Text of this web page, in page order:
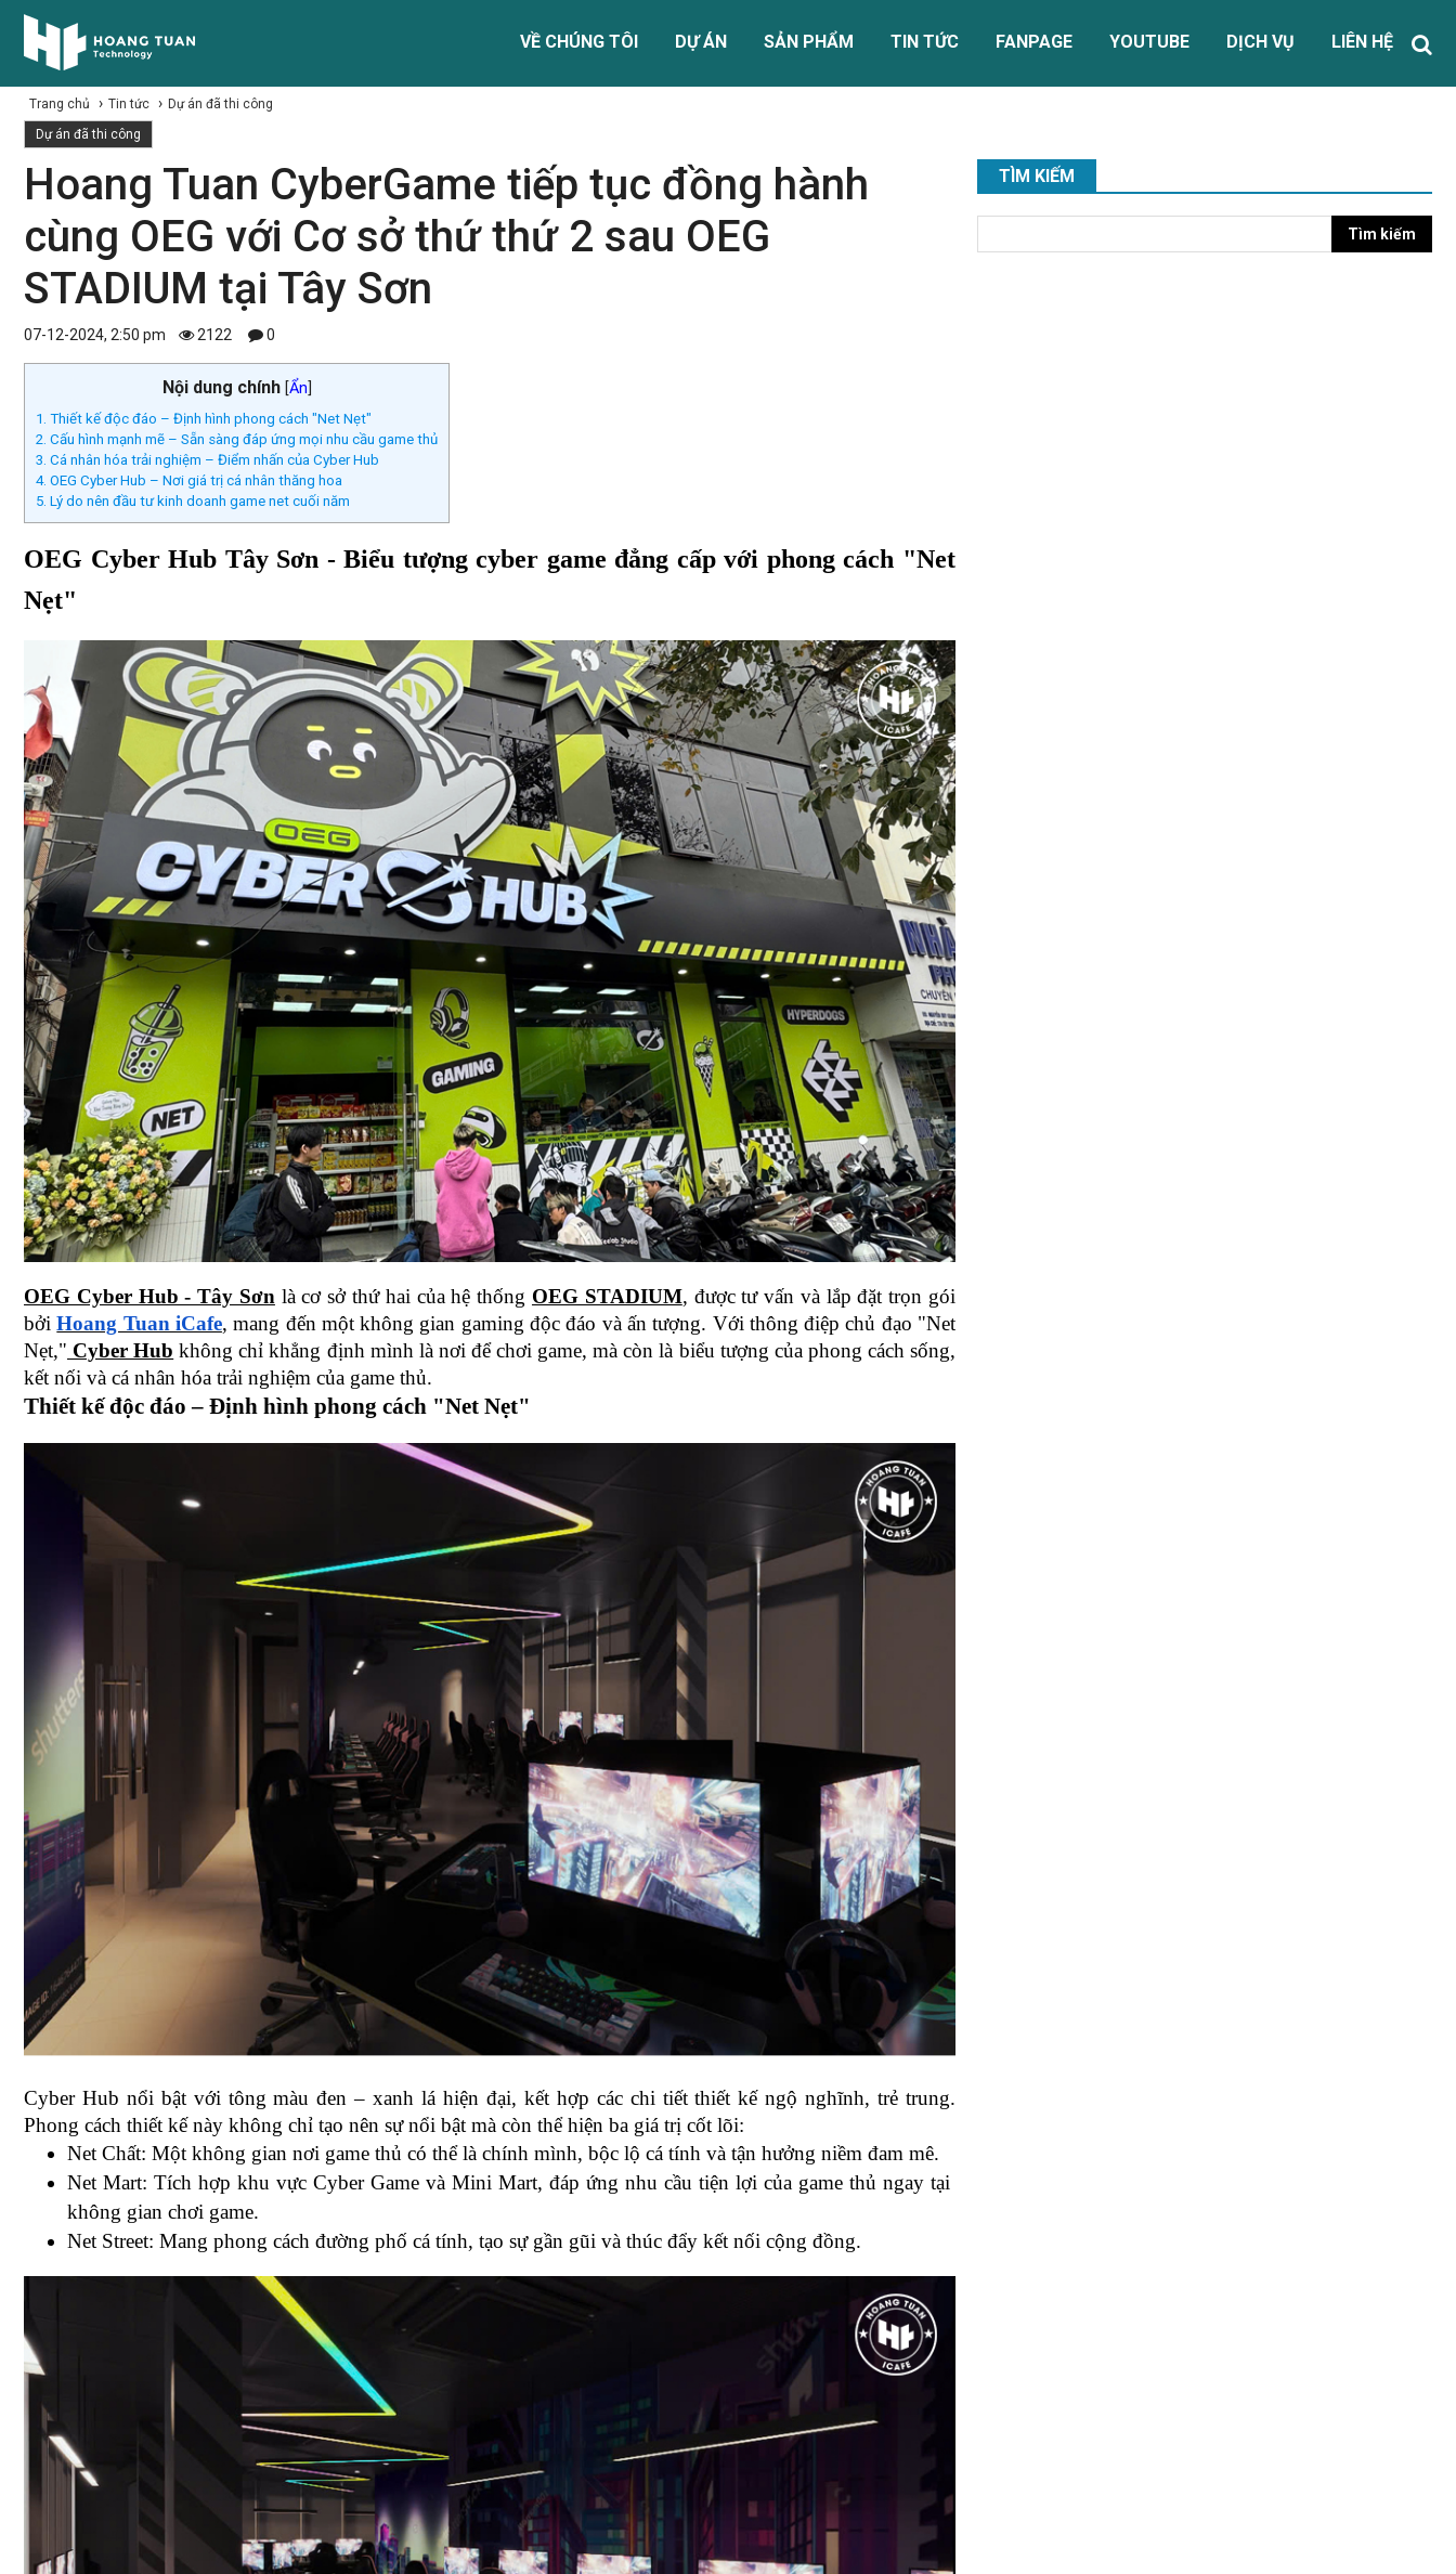
VỀ CHÚNG TÔI DỰ ÁN SẢN PHẨM TIN TỨC FANPAGE YOUTUBE DỊCH VỤ LIÊN HỆ
Trang chủ › Tin tức › Dự án đã thi công
Dự án đã thi công
Hoang Tuan CyberGame tiếp tục đồng hành
cùng OEG với Cơ sở thứ thứ 2 sau OEG
STADIUM tại Tây Sơn
07-12-2024, 2:50 pm 2122 0
Nội dung chính [Ẩn]
1. Thiết kế độc đáo – Định hình phong cách "Net Nẹt"
2. Cấu hình mạnh mẽ – Sẵn sàng đáp ứng mọi nhu cầu game thủ
3. Cá nhân hóa trải nghiệm – Điểm nhấn của Cyber Hub
4. OEG Cyber Hub – Nơi giá trị cá nhân thăng hoa
5. Lý do nên đầu tư kinh doanh game net cuối năm
OEG Cyber Hub Tây Sơn - Biểu tượng cyber game đẳng cấp với phong cách "Net
Nẹt"
OEG Cyber Hub - Tây Sơn là cơ sở thứ hai của hệ thống OEG STADIUM, được tư vấn và lắp đặt trọn gói
bởi Hoang Tuan iCafe, mang đến một không gian gaming độc đáo và ấn tượng. Với thông điệp chủ đạo "Net
Nẹt," Cyber Hub không chỉ khẳng định mình là nơi để chơi game, mà còn là biểu tượng của phong cách sống,
kết nối và cá nhân hóa trải nghiệm của game thủ.
Thiết kế độc đáo – Định hình phong cách "Net Nẹt"
Cyber Hub nổi bật với tông màu đen – xanh lá hiện đại, kết hợp các chi tiết thiết kế ngộ nghĩnh, trẻ trung.
Phong cách thiết kế này không chỉ tạo nên sự nổi bật mà còn thể hiện ba giá trị cốt lõi:
Net Chất: Một không gian nơi game thủ có thể là chính mình, bộc lộ cá tính và tận hưởng niềm đam mê.
Net Mart: Tích hợp khu vực Cyber Game và Mini Mart, đáp ứng nhu cầu tiện lợi của game thủ ngay tại
không gian chơi game.
Net Street: Mang phong cách đường phố cá tính, tạo sự gần gũi và thúc đẩy kết nối cộng đồng.
TÌM KIẾM
Tìm kiếm